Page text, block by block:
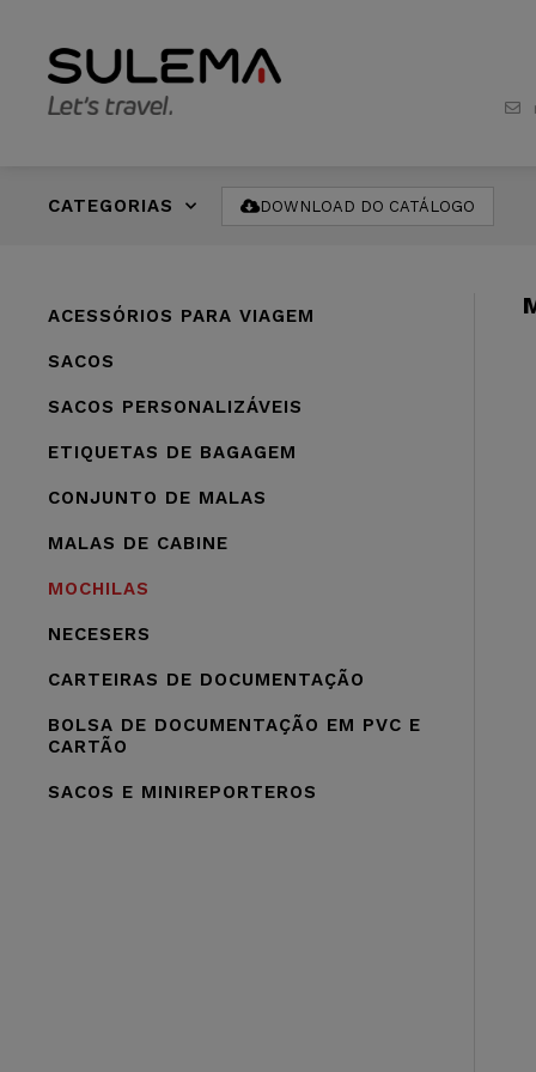
CATEGORIAS DOWNLOAD DO CATÁLOGO
ACESSÓRIOS PARA VIAGEM
SACOS
SACOS PERSONALIZÁVEIS
ETIQUETAS DE BAGAGEM
CONJUNTO DE MALAS
MALAS DE CABINE
MOCHILAS
NECESERS
CARTEIRAS DE DOCUMENTAÇÃO
BOLSA DE DOCUMENTAÇÃO EM PVC E
CARTÃO
SACOS E MINIREPORTEROS